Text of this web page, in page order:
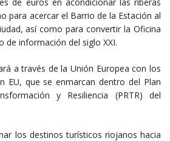
para acercar el Barrio de la Estación al
así como para convertir la Oficina
de información del siglo XXI.
a través de la Unión Europea con los
EU, que se enmarcan dentro del Plan
y Resiliencia (PRTR) del
los destinos turísticos riojanos hacia